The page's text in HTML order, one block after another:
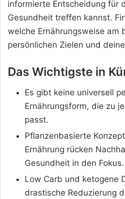
informierte Entscheidung für
Gesundheit treffen kannst.
welche Ernährungsweise am
persönlichen Zielen und
Das Wichtigste in
Es gibt keine universell
Ernährungsform, die zu
passt.
Pflanzenbasierte
Ernährung rücken
Gesundheit in den Fokus.
Low Carb und ketogene
drastische Reduzierung